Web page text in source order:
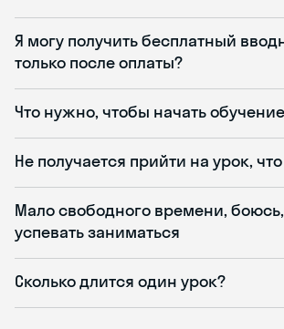
Я могу получить бесплатный
только после оплаты?
Что нужно, чтобы начать
Не получается прийти на урок,
Мало свободного времени,
успевать заниматься
Сколько длится один урок?